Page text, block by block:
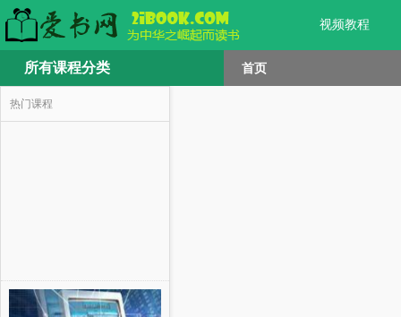
视频教程
所有课程分类 首页
热门课程